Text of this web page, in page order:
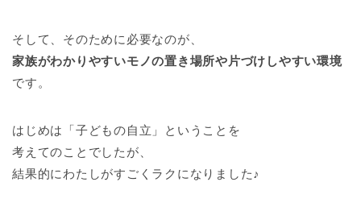
そして、そのために必要なのが、
家族がわかりやすいモノの置き場所や片づけしやすい環境
です。
はじめは「子どもの自立」ということを
考えてのことでしたが、
結果的にわたしがすごくラクになりました♪